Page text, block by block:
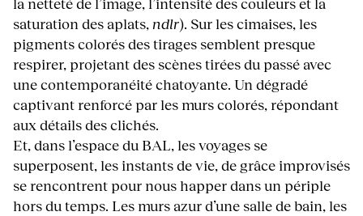
saturation des aplats, ndlr). Sur les cimaises, les
pigments colorés des tirages semblent presque
respirer, projetant des scènes tirées du passé avec
une contemporanéité chatoyante. Un dégradé
captivant renforcé par les murs colorés, répondant
aux détails des clichés.
Et, dans l’espace du BAL, les voyages se
superposent, les instants de vie, de grâce improvisés
se rencontrent pour nous happer dans un périple
hors du temps. Les murs azur d’une salle de bain, les